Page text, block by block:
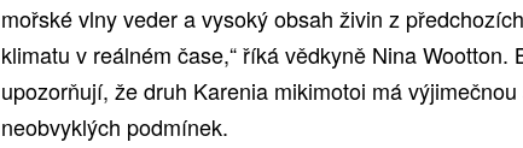
mořské vlny veder a vysoký obsah živin z
klimatu v reálném čase,“ říká vědkyně Nina Wootton.
upozorňují, že druh Karenia mikimotoi má
neobvyklých podmínek.